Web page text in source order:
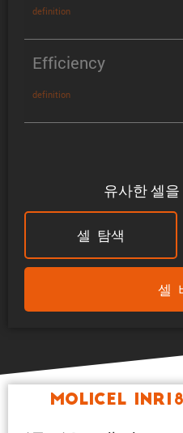
유사한 셀
셀 탐색
셀
definition
Efficiency
definition
Molicel